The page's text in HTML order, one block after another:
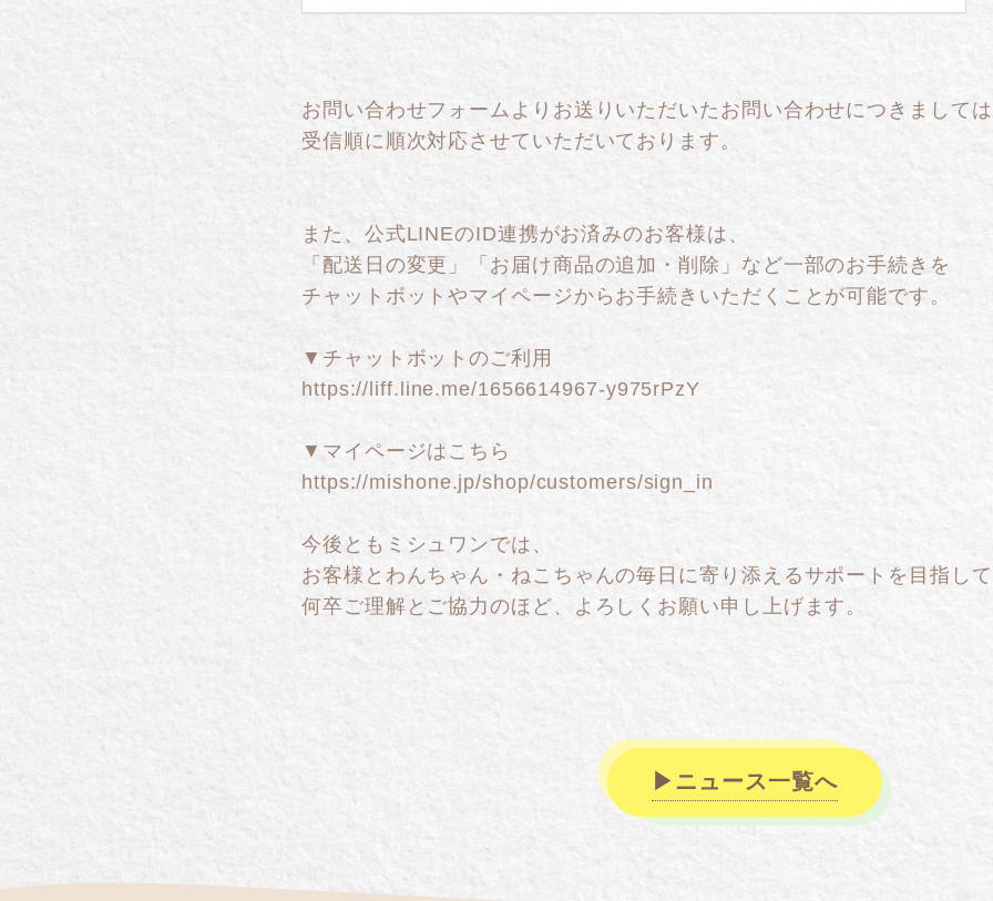
お問い合わせフォームよりお送りいただいたお問い合わせにつきまして
受信順に順次対応させていただいております。
また、公式LINEのID連携がお済みのお客様は、
「配送日の変更」「お届け商品の追加・削除」など一部のお手続きを
チャットボットやマイページからお手続きいただくことが可能です。
▼チャットボットのご利用
https://liff.line.me/1656614967-y975rPzY
▼マイページはこちら
https://mishone.jp/shop/customers/sign_in
今後ともミシュワンでは、
お客様とわんちゃん・ねこちゃんの毎日に寄り添えるサポートを目指し
何卒ご理解とご協力のほど、よろしくお願い申し上げます。
ニュース一覧へ